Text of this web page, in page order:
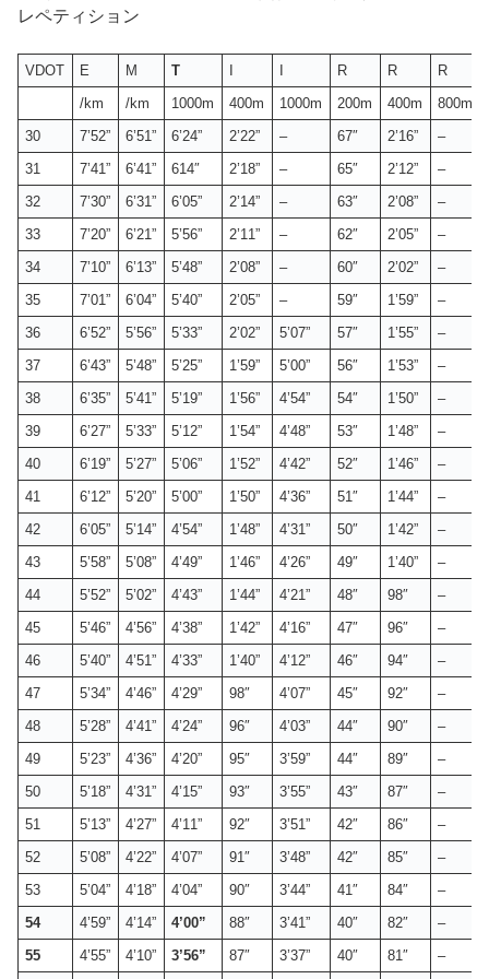
レペティション
VDOT E M T I I R R R
/km
/km 1000m 400m 1000m 200m 400m
800m
30
7’52” 6’51” 6’24” 2’22” – 67″ 2’16” –
31
7’41” 6’41” 614″ 2’18” – 65″ 2’12” –
32
7’30” 6’31” 6’05” 2’14” – 63″ 2’08” –
33
7’20” 6’21” 5’56” 2’11” – 62″ 2’05” –
34
7’10” 6’13” 5’48” 2’08” – 60″ 2’02” –
35
7’01” 6’04” 5’40” 2’05” – 59″ 1’59” –
36
6’52” 5’56” 5’33” 2’02” 5’07” 57″ 1’55” –
37
6’43” 5’48” 5’25” 1’59” 5’00” 56″ 1’53” –
38
6’35” 5’41” 5’19” 1’56” 4’54” 54″ 1’50” –
39
6’27” 5’33” 5’12” 1’54” 4’48” 53″ 1’48” –
40
6’19” 5’27” 5’06” 1’52” 4’42” 52″ 1’46” –
41
6’12” 5’20” 5’00” 1’50” 4’36” 51″ 1’44” –
42
6’05” 5’14” 4’54” 1’48” 4’31” 50″ 1’42” –
43
5’58” 5’08” 4’49” 1’46” 4’26” 49″ 1’40” –
44
5’52” 5’02” 4’43” 1’44” 4’21” 48″ 98″ –
45
5’46” 4’56” 4’38” 1’42” 4’16” 47″ 96″ –
46
5’40” 4’51” 4’33” 1’40” 4’12” 46″ 94″ –
47
5’34” 4’46” 4’29” 98″ 4’07” 45″ 92″ –
48
5’28” 4’41” 4’24” 96″ 4’03” 44″ 90″ –
49
5’23” 4’36” 4’20” 95″ 3’59” 44″ 89″ –
50
5’18” 4’31” 4’15” 93″ 3’55” 43″ 87″ –
51
5’13” 4’27” 4’11” 92″ 3’51” 42″ 86″ –
52
5’08” 4’22” 4’07” 91″ 3’48” 42″ 85″ –
53
5’04” 4’18” 4’04” 90″ 3’44” 41″ 84″ –
54
4’59” 4’14” 4’00” 88″ 3’41” 40″ 82″ –
55
4’55” 4’10” 3’56” 87″ 3’37” 40″ 81″ –